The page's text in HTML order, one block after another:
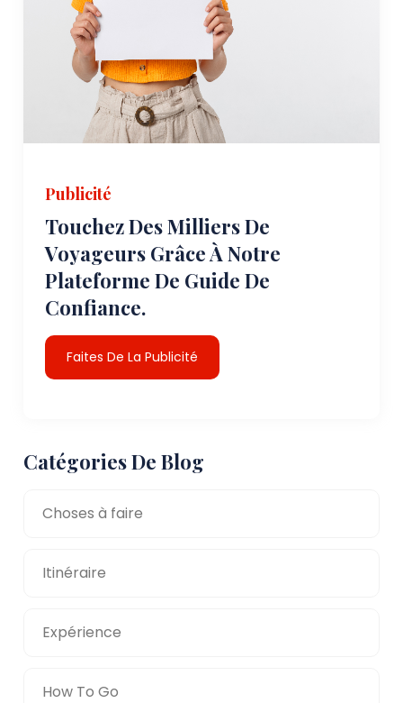
Publicité
Touchez Des Milliers De
Voyageurs Grâce À Notre
Plateforme De Guide De
Confiance.
Faites De La Publicité
Catégories De Blog
Choses à faire
Itinéraire
Expérience
How To Go